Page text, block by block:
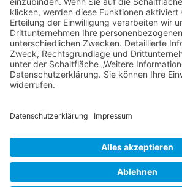
Zahlungsmethoden
Social Media
Alle Preise inkl. gesetzl. MwSt. zzgl.Versandkosten. Die
entsprechen dem bisherigen Preis bei
Alpakahof-Strange © 2026 | Template © 2009-2026